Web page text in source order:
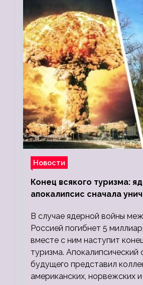
Новости
Конец всякого туризма:
апокалипсис сначала
людей
В случае ядерной войны
Россией погибнет 5
вместе с ним наступит
туризма. Апокалипсический
будущего представил
американских, норвежских